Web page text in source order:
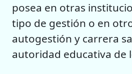
posea en otras
tipo de gestión o en
autogestión y carrera
autoridad educativa de